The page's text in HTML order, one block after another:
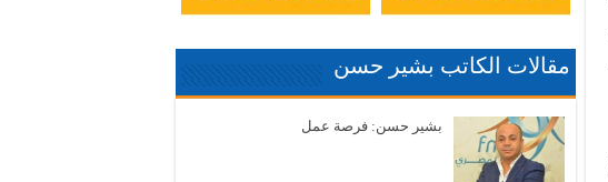
مقالات الكاتب بشير حسن
بشير حسن: فرصة عمل